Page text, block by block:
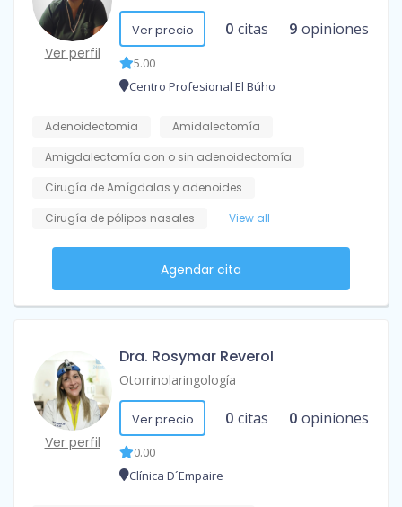
Ver perfil
Ver precio 0 citas 9 opiniones
5.00
Centro Profesional El Búho
Adenoidectomia
Amidalectomía
Amigdalectomía con o sin adenoidectomía
Cirugía de Amígdalas y adenoides
Cirugía de pólipos nasales
View all
Agendar cita
Ver perfil
Dra. Rosymar Reverol
Otorrinolaringología
Ver precio 0 citas 0 opiniones
0.00
Clínica D´Empaire